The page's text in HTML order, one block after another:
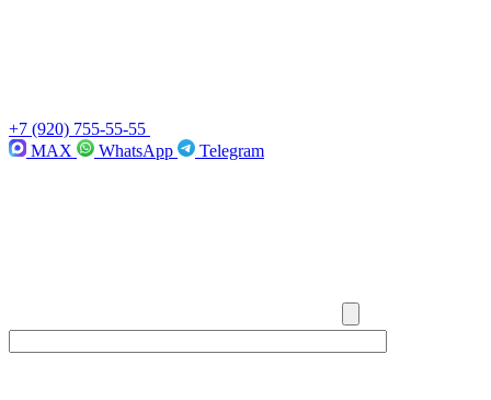
+7 (920) 755-55-55
MAX
WhatsApp Telegram